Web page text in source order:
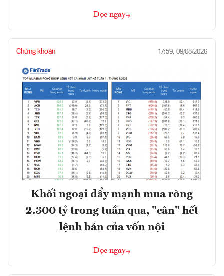
Đọc ngay
Chứng khoán 17:59, 09/08/2026
Khối ngoại đẩy mạnh mua ròng
2.300 tỷ trong tuần qua, "cân" hết
lệnh bán của vốn nội
Đọc ngay